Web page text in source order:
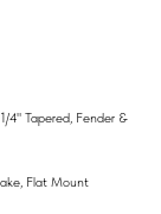
4" Tapered, Fender &
Flat Mount